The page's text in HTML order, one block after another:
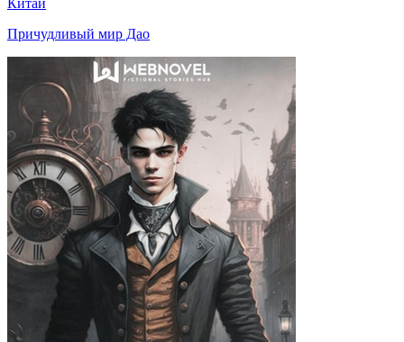
Причудливый мир Дао